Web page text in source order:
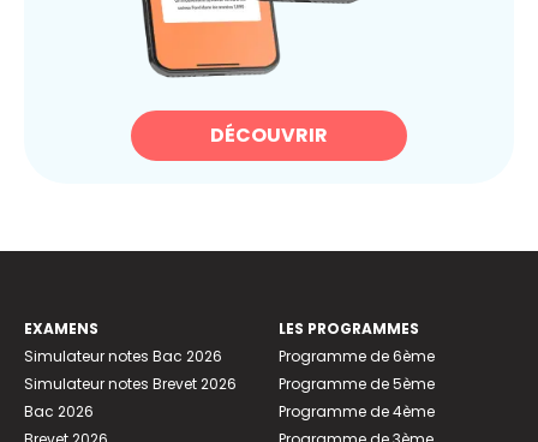
DÉCOUVRIR
EXAMENS
Simulateur notes Bac 2026
Simulateur notes Brevet 2026
Bac 2026
LES PROGRAMMES
Programme de 6ème
Programme de 5ème
Programme de 4ème